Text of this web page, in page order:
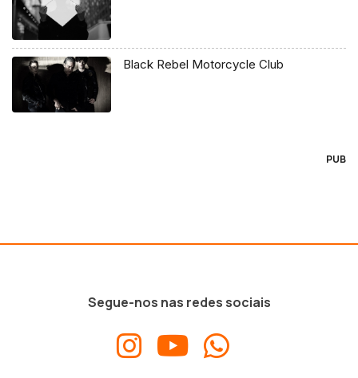
Black Rebel Motorcycle Club
PUB
Segue-nos nas redes sociais